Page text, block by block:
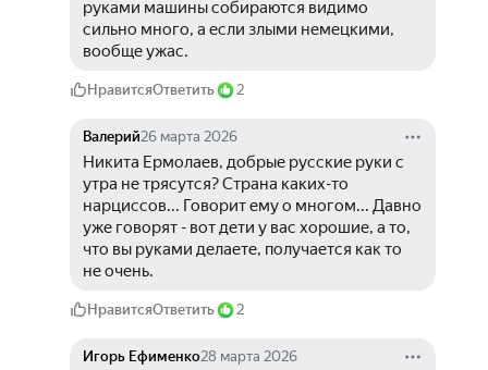
руками машины собираются видимо
сильно много, а если злыми немецкими,
вообще ужас.
НравитсяОтветить 2
Валерий26 марта 2026
Никита Ермолаев, добрые русские руки с
утра не трясутся? Страна каких-то
нарциссов... Говорит ему о многом... Давно
уже говорят - вот дети у вас хорошие, а то,
что вы руками делаете, получается как то
не очень.
НравитсяОтветить 2
Игорь Ефименко28 марта 2026